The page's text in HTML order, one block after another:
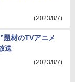
(2023/8/7)
題材のTVアニメ
送
(2023/8/7)